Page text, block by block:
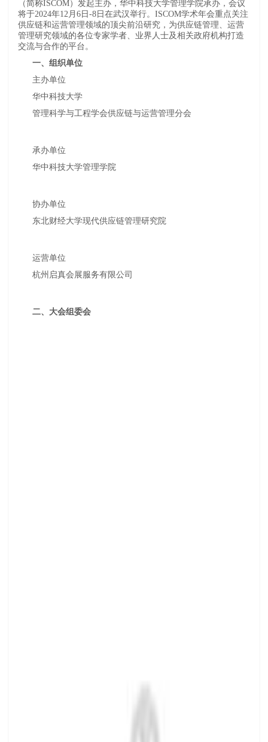
（简称ISCOM）发起主办，华中科技大学管理学院承办，会议
将于2024年12月6日-8日在武汉举行。ISCOM学术年会重点关注
供应链和运营管理领域的顶尖前沿研究，为供应链管理、运营
管理研究领域的各位专家学者、业界人士及相关政府机构打造
交流与合作的平台。
一、组织单位
主办单位
华中科技大学
管理科学与工程学会供应链与运营管理分会
承办单位
华中科技大学管理学院
协办单位
东北财经大学现代供应链管理研究院
运营单位
杭州启真会展服务有限公司
二、大会组委会